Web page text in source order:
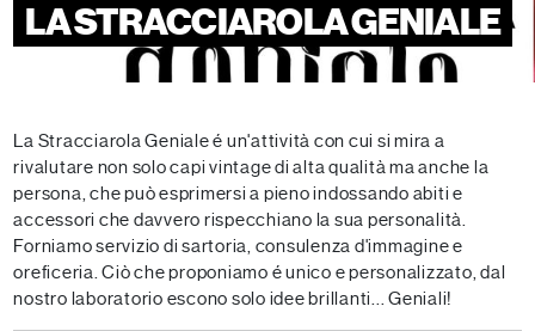
LA STRACCIAROLA GENIALE
La Stracciarola Geniale é un'attività con cui si mira a
rivalutare non solo capi vintage di alta qualità ma anche la
persona, che può esprimersi a pieno indossando abiti e
accessori che davvero rispecchiano la sua personalità.
Forniamo servizio di sartoria, consulenza d'immagine e
oreficeria. Ciò che proponiamo é unico e personalizzato, dal
nostro laboratorio escono solo idee brillanti... Geniali!